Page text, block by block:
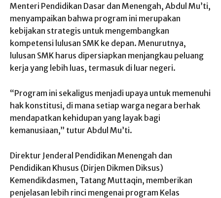
Menteri Pendidikan Dasar dan Menengah, Abdul Mu’ti,
menyampaikan bahwa program ini merupakan
kebijakan strategis untuk mengembangkan
kompetensi lulusan SMK ke depan. Menurutnya,
lulusan SMK harus dipersiapkan menjangkau peluang
kerja yang lebih luas, termasuk di luar negeri.
“Program ini sekaligus menjadi upaya untuk memenuhi
hak konstitusi, di mana setiap warga negara berhak
mendapatkan kehidupan yang layak bagi
kemanusiaan,” tutur Abdul Mu’ti.
Direktur Jenderal Pendidikan Menengah dan
Pendidikan Khusus (Dirjen Dikmen Diksus)
Kemendikdasmen, Tatang Muttaqin, memberikan
penjelasan lebih rinci mengenai program Kelas